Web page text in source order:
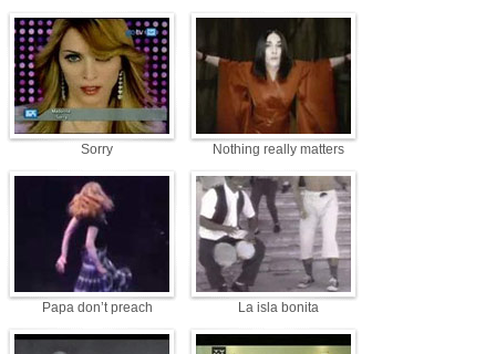
Sorry Nothing really matters
Papa don’t preach La isla bonita